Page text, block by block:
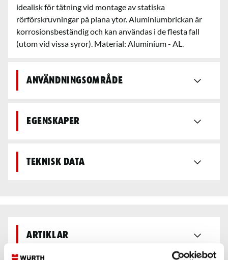
idealisk för tätning vid montage av statiska
rörförskruvningar på plana ytor. Aluminiumbrickan är
korrosionsbeständig och kan användas i de flesta fall
(utom vid vissa syror). Material: Aluminium - AL.
Användningsområde
Egenskaper
Teknisk data
Artiklar